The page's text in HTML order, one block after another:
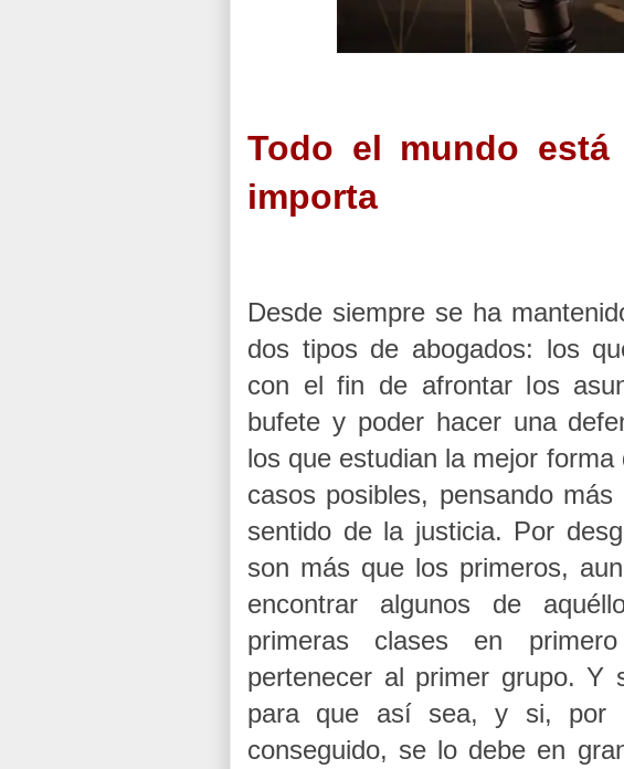
Todo el mundo
importa
Desde siempre se ha
dos tipos de abogados: los
con el fin de afrontar los
bufete y poder hacer una
los que estudian la mejor
casos posibles, pensando
sentido de la justicia. Por
son más que los primeros,
encontrar algunos de
primeras clases en
pertenecer al primer grupo. Y
para que así sea, y si, por
conseguido, se lo debe en